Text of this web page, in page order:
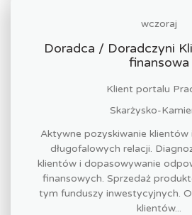
wczoraj
Doradca / Doradczyni
finansowa
Klient portalu
Skarżysko-
Aktywne pozyskiwanie klientów
długofalowych relacji.
klientów i dopasowywanie
finansowych. Sprzedaż
tym funduszy inwestycyjnych.
klientów...